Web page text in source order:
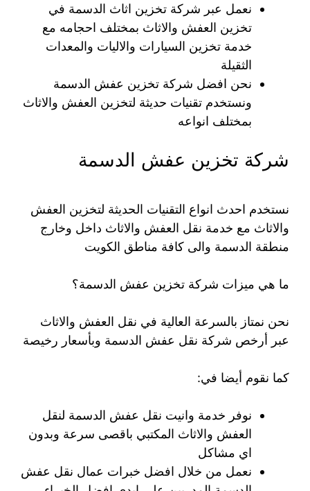
نعمل عبر شركة تخزين اثاث الدسمة في
تخزين العفش والاثاث بمختلف احجامه مع
خدمة تخزين السيارات والاليات والمعدات
الثقيلة
نحن افضل شركة تخزين عفش الدسمة
ونستخدم تقنيات حديثة لتخزين العفش والاثاث
بمختلف انواعه
شركة تخزين عفش الدسمة
نستخدم احدث انواع التقنيات الحديثة لتخزين العفش
والاثاث مع خدمة نقل العفش والاثاث داخل وخارج
منطقة الدسمة والى كافة مناطق الكويت
ما هي ميزات شركة تخزين عفش الدسمة؟
نحن نمتاز بالسرعة العالية في نقل العفش والاثاث
عبر أرخص شركة نقل عفش الدسمة وبأسعار رخيصة
كما نقوم أيضا في:
نوفر خدمة وانيت نقل عفش الدسمة لنقل
العفش والاثاث المكتبي باقصى سرعة وبدون
اي مشاكل
نعمل من خلال افضل خبرات عمال نقل عفش